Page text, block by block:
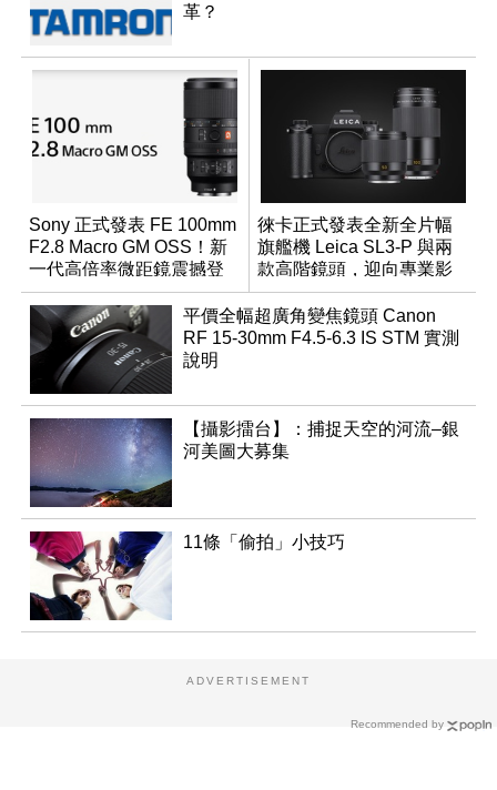
革？
Sony 正式發表 FE 100mm
F2.8 Macro GM OSS！新
一代高倍率微距鏡震撼登
場
徠卡正式發表全新全片幅
旗艦機 Leica SL3-P 與兩
款高階鏡頭，迎向專業影
音全方位演進
平價全幅超廣角變焦鏡頭 Canon
RF 15-30mm F4.5-6.3 IS STM 實測
說明
【攝影擂台】：捕捉天空的河流–銀
河美圖大募集
11條「偷拍」小技巧
Recommended by
ADVERTISEMENT